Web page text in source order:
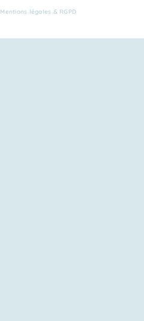
Mentions légales & RGPD